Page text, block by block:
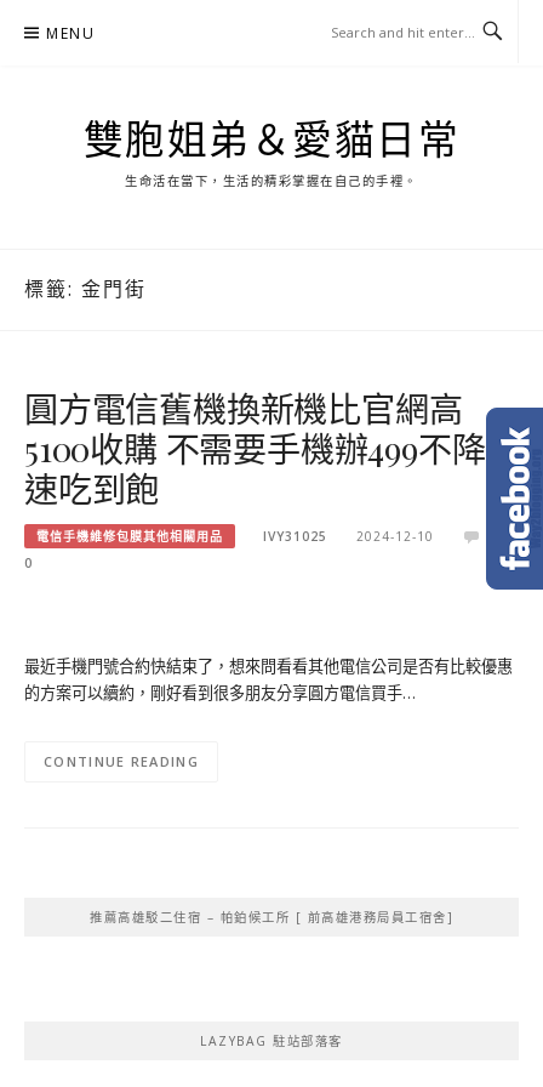
MENU
雙胞姐弟＆愛貓日常
生命活在當下，生活的精彩掌握在自己的手裡。
標籤: 金門街
圓方電信舊機換新機比官網高
5100收購 不需要手機辦499不降
速吃到飽
電信手機維修包膜其他相關用品 IVY31025
2024-12-10
0
最近手機門號合約快結束了，想來問看看其他電信公司是否有比較優惠
的方案可以續約，剛好看到很多朋友分享圓方電信買手…
CONTINUE READING
推薦高雄駁二住宿 – 帕鉑候工所 [ 前高雄港務局員工宿舍]
LAZYBAG 駐站部落客